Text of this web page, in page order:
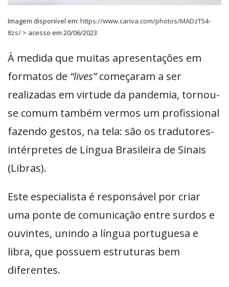
Imagem disponível em: https://www.canva.com/photos/MADzT54-
8zs/ > acesso em 20/06/2023
À medida que muitas apresentações em
formatos de “lives”começaram a ser
realizadas em virtude da pandemia, tornou-
se comum também vermos um profissional
fazendo gestos, na tela: são os tradutores-
intérpretes de Língua Brasileira de Sinais
(Libras).
Este especialista é responsável por criar
uma ponte de comunicação entre surdos e
ouvintes, unindo a língua portuguesa e
libra, que possuem estruturas bem
diferentes.